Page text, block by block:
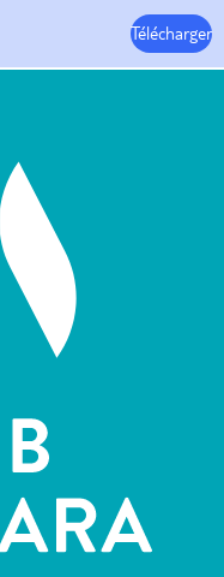
Télécharger